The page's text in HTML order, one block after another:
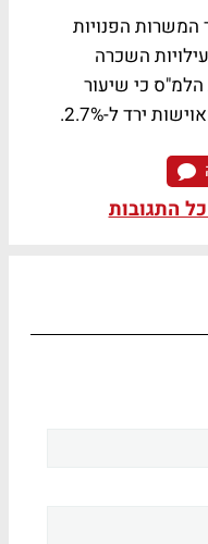
הפנויות
השכרה
הלמ"ס כי שיעור
ירד ל-2.7%.
התגובות